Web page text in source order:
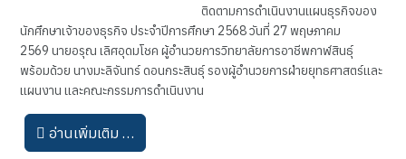
ติดตามการดำเนินงานแผนธุรกิจของ
นักศึกษาเจ้าของธุรกิจ ประจำปีการศึกษา 2568 วันที่ 27 พฤษภาคม
2569 นายอรุณ เลิศอุดมโชค ผู้อำนวยการวิทยาลัยการอาชีพกาฬสินธุ์
พร้อมด้วย นางมะลิจันทร์ ดอนกระสินธุ์ รองผู้อำนวยการฝ่ายยุทธศาสตร์และ
แผนงาน และคณะกรรมการดำเนินงาน
อ่านเพิ่มเติม …